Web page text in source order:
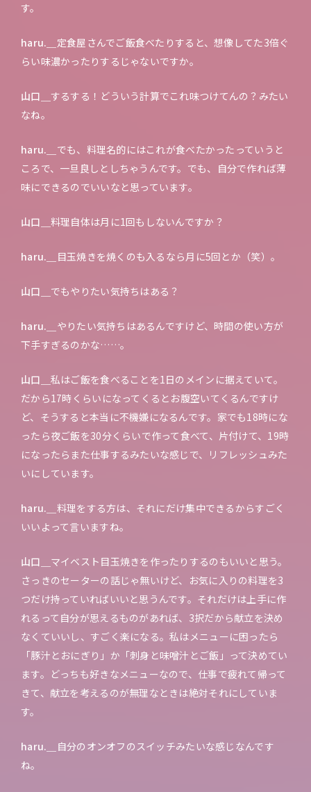
す。
haru.＿ 定食屋さんでご飯食べたりすると、想像してた3倍ぐ
らい味濃かったりするじゃないですか。
山口＿ するする！どういう計算でこれ味つけてんの？みたい
なね。
haru.＿ でも、料理名的にはこれが食べたかったっていうと
ころで、一旦良しとしちゃうんです。でも、自分で作れば薄
味にできるのでいいなと思っています。
山口＿ 料理自体は月に1回もしないんですか？
haru.＿ 目玉焼きを焼くのも入るなら月に5回とか（笑）。
山口＿ でもやりたい気持ちはある？
haru.＿ やりたい気持ちはあるんですけど、時間の使い方が
下手すぎるのかな……。
山口＿ 私はご飯を食べることを1日のメインに据えていて。
だから17時くらいになってくるとお腹空いてくるんですけ
ど、そうすると本当に不機嫌になるんです。家でも18時にな
ったら夜ご飯を30分くらいで作って食べて、片付けて、19時
になったらまた仕事するみたいな感じで、リフレッシュみた
いにしています。
haru.＿ 料理をする方は、それにだけ集中できるからすごく
いいよって言いますね。
山口＿ マイベスト目玉焼きを作ったりするのもいいと思う。
さっきのセーターの話じゃ無いけど、お気に入りの料理を3
つだけ持っていればいいと思うんです。それだけは上手に作
れるって自分が思えるものがあれば、3択だから献立を決め
なくていいし、すごく楽になる。私はメニューに困ったら
「豚汁とおにぎり」か「刺身と味噌汁とご飯」って決めてい
ます。どっちも好きなメニューなので、仕事で疲れて帰って
きて、献立を考えるのが無理なときは絶対それにしていま
す。
haru.＿
自分のオンオフのスイッチみたいな感じなんです
ね。